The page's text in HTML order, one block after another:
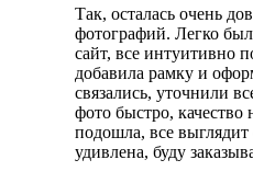
Так, осталась очень
фотографий. Легко
сайт, все интуитивно
добавила рамку и
связались, уточнили
фото быстро, качество
подошла, все
удивлена, буду